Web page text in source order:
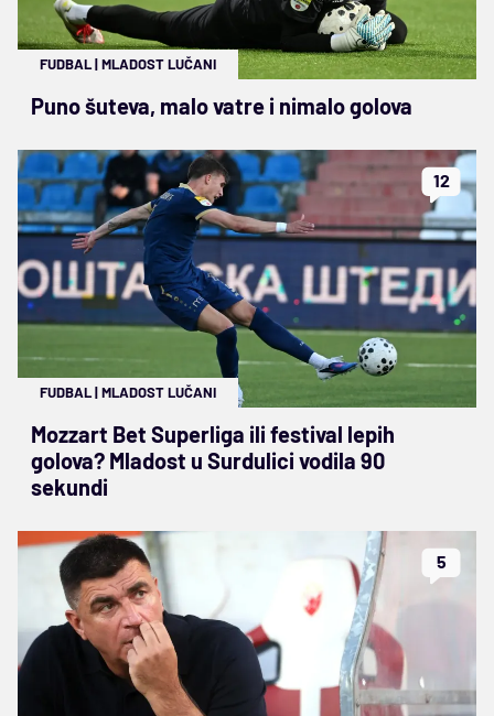
FUDBAL|MLADOST LUČANI
Puno šuteva, malo vatre i nimalo golova
12
FUDBAL|MLADOST LUČANI
Mozzart Bet Superliga ili festival lepih
golova? Mladost u Surdulici vodila 90
sekundi
5